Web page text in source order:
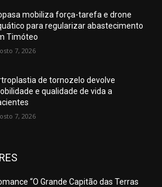
mobiliza força-tarefa e drone
para regularizar abastecimento
Timóteo
7, 2026
de tornozelo devolve
e qualidade de vida a
7, 2026
“O Grande Capitão das Terras